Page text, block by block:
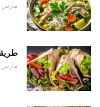
مارس 20, 2025
مارس 18, 2025